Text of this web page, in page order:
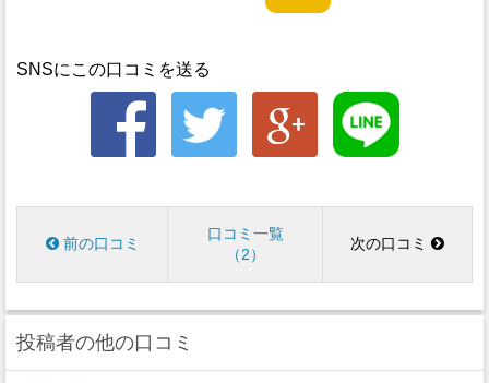
SNSにこの口コミを送る
前の口コミ
口コミ一覧
2
次の口コミ
投稿者の他の口コミ